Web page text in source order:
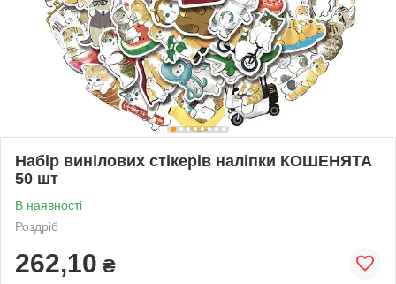
Набір винілових стікерів наліпки КОШЕНЯТА
50 шт
В наявності
Роздріб
262,10 ₴